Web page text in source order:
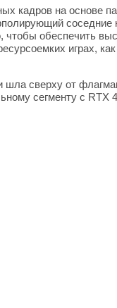
кадров на основе
обеспечить
играх,
шла сверху от
сегменту с RTX